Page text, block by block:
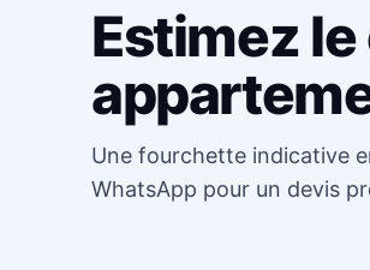
Estimez
Une fourchette indicative
WhatsApp pour un devis